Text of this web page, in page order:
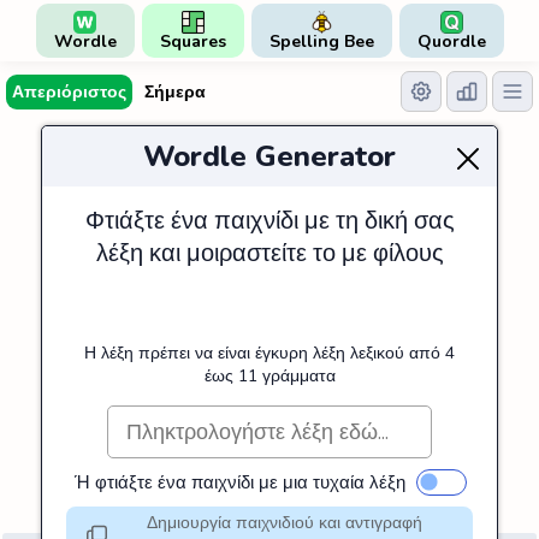
Wordle Squares Spelling Bee Quordle
Απεριόριστος Σήμερα
Wordle Generator
Φτιάξτε ένα παιχνίδι με τη δική σας
λέξη και μοιραστείτε το με φίλους
Η λέξη πρέπει να είναι έγκυρη λέξη λεξικού από 4
έως 11 γράμματα
Ή φτιάξτε ένα παιχνίδι με μια τυχαία λέξη
Δημιουργία παιχνιδιού και αντιγραφή